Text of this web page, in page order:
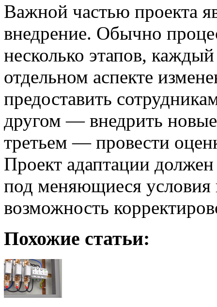
Важной частью проекта
внедрение. Обычно
несколько этапов,
отдельном аспекте
предоставить
другом — внедрить
третьем — провести
Проект адаптации
под меняющиеся условия
возможность
Похожие статьи: